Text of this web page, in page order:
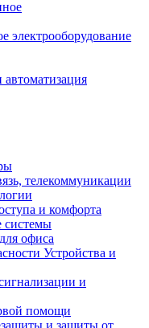
электрооборудование
телекоммуникации
и комфорта
системы
офиса
Устройства и
и
помощи
и защиты от